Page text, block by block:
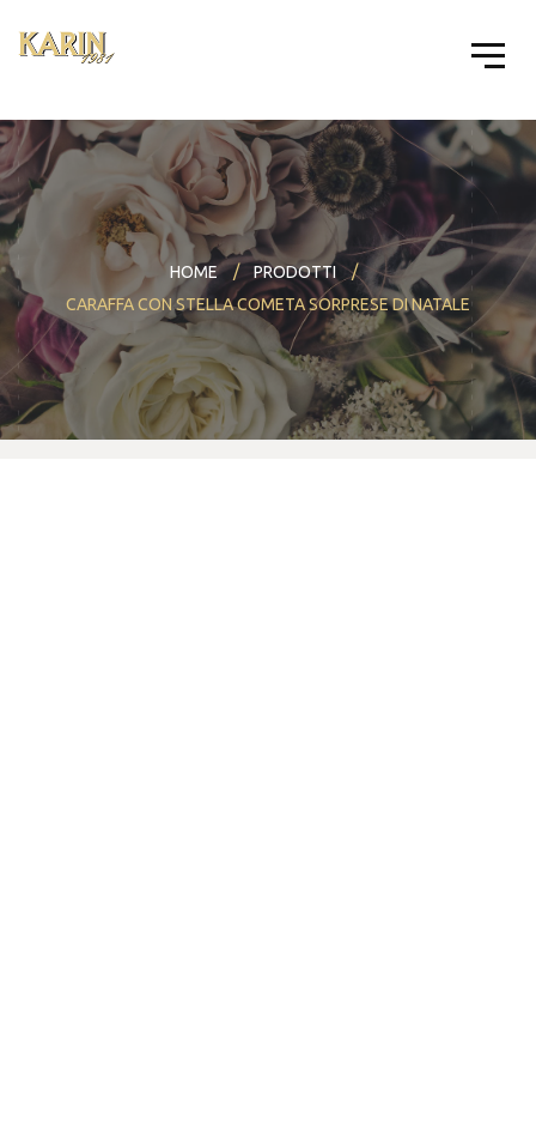
HOME
PRODOTTI
CARAFFA CON STELLA COMETA SORPRESE DI NATALE